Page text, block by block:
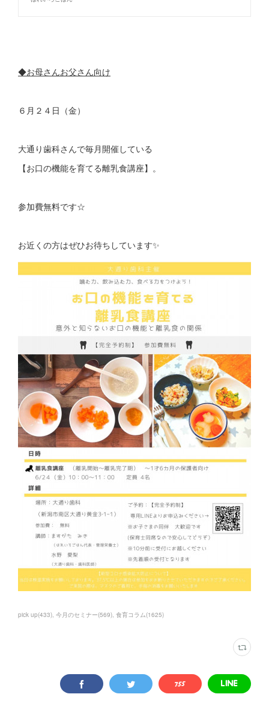
◆お母さんお父さん向け
６月２４日（金）
大通り歯科さんで毎月開催している
【お口の機能を育てる離乳食講座】。
参加費無料です☆
お近くの方はぜひお待ちしています✨
pick up(433) 今月のセミナー(569) 食育コラム(1625)